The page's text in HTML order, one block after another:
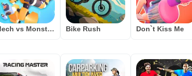
Mech vs Monsters Bike Rush Don`t Kiss Me